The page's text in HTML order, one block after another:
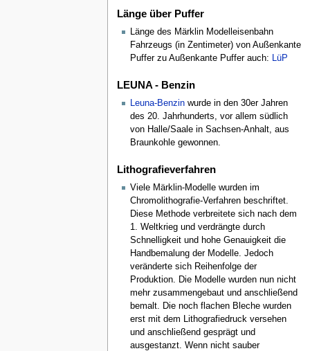
Länge über Puffer
Länge des Märklin Modelleisenbahn
Fahrzeugs (in Zentimeter) von Außenkante
Puffer zu Außenkante Puffer auch:
LüP
LEUNA - Benzin
Leuna-Benzinwurde in den 30er Jahren
des 20. Jahrhunderts, vor allem südlich
von Halle/Saale in Sachsen-Anhalt, aus
Braunkohle gewonnen.
Lithografieverfahren
Viele Märklin-Modelle wurden im
Chromolithografie-Verfahren beschriftet.
Diese Methode verbreitete sich nach dem
1. Weltkrieg und verdrängte durch
Schnelligkeit und hohe Genauigkeit die
Handbemalung der Modelle. Jedoch
veränderte sich Reihenfolge der
Produktion. Die Modelle wurden nun nicht
mehr zusammengebaut und anschließend
bemalt. Die noch flachen Bleche wurden
erst mit dem Lithografiedruck versehen
und anschließend gesprägt und
ausgestanzt. Wenn nicht sauber